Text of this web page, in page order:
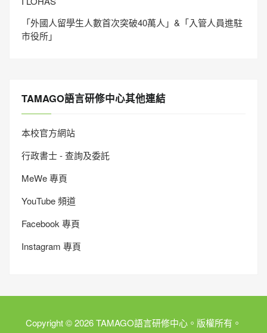
「外國人留學生人數首次突破40萬人」&「入管人員進駐
市役所」
TAMAGO語言研修中心其他連結
本校官方網站
行政書士 - 查詢及委託
MeWe 專頁
YouTube 頻道
Facebook 專頁
Instagram 專頁
Copyright © 2026 TAMAGO語言研修中心。版權所有。